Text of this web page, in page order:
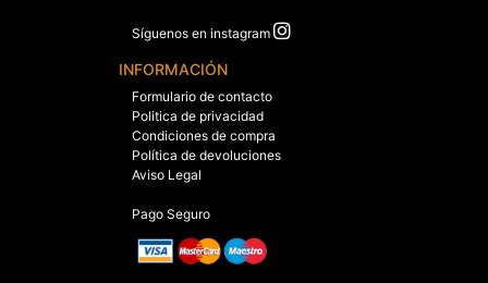
Síguenos en instagram
INFORMACIÓN
Formulario de contacto
Politica de privacidad
Condiciones de compra
Política de devoluciones
Aviso Legal
Pago Seguro